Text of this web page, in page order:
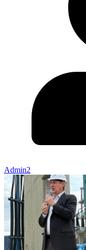
Admin2